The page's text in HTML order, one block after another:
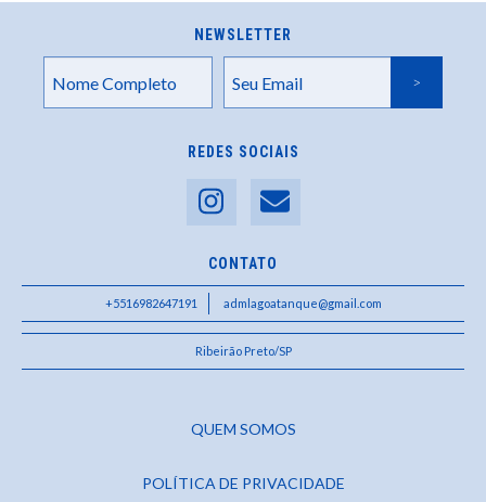
NEWSLETTER
REDES SOCIAIS
CONTATO
+5516982647191 admlagoatanque@gmail.com
Ribeirão Preto/SP
QUEM SOMOS
POLÍTICA DE PRIVACIDADE